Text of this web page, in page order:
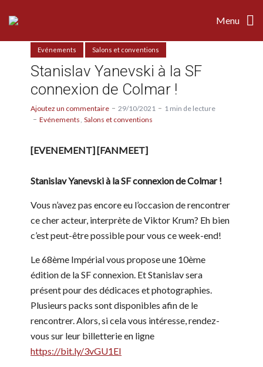
Menu
Evénements Salons et conventions
Stanislav Yanevski à la SF
connexion de Colmar !
Ajoutez un commentaire 29/10/2021
1 min de lecture
Evénements Salons et conventions
[EVENEMENT] [FANMEET]
Stanislav Yanevski à la SF connexion de Colmar !
Vous n’avez pas encore eu l’occasion de rencontrer
ce cher acteur, interprète de Viktor Krum? Eh bien
c’est peut-être possible pour vous ce week-end!
Le 68ème Impérial vous propose une 10ème
édition de la SF connexion. Et Stanislav sera
présent pour des dédicaces et photographies.
Plusieurs packs sont disponibles afin de le
rencontrer. Alors, si cela vous intéresse, rendez-
vous sur leur billetterie en ligne
https://bit.ly/3vGU1EI